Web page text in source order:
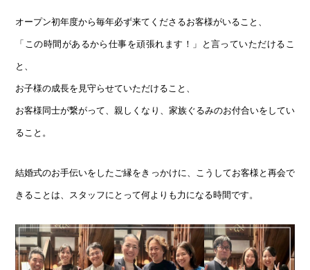
オープン初年度から毎年必ず来てくださるお客様がいること、
「この時間があるから仕事を頑張れます！」と言っていただけるこ
と、
お子様の成長を見守らせていただけること、
お客様同士が繋がって、親しくなり、家族ぐるみのお付合いをしてい
ること。
結婚式のお手伝いをしたご縁をきっかけに、こうしてお客様と再会で
きることは、スタッフにとって何よりも力になる時間です。